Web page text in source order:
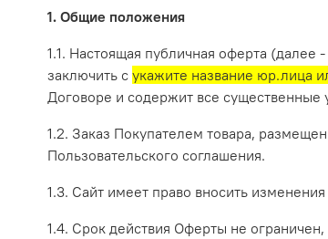
1. Общие положения
1.1. Настоящая публичная оферта
заключить с укажите название юр.лица
Договоре и содержит все существенные
1.2. Заказ Покупателем товара,
Пользовательского соглашения.
1.3. Сайт имеет право вносить
1.4. Срок действия Оферты не